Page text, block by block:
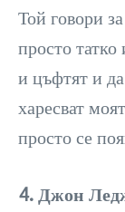
Той говори
просто татко
и цъфтят и
харесват
просто се
4. Джон